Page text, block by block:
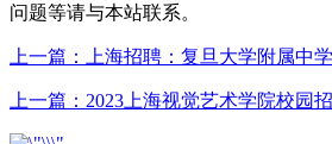
问题等请与本站联系。
上一篇：上海招聘：复旦大学附属中
上一篇：2023上海视觉艺术学院校园